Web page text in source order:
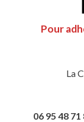
Pour
La
06 95 48 71